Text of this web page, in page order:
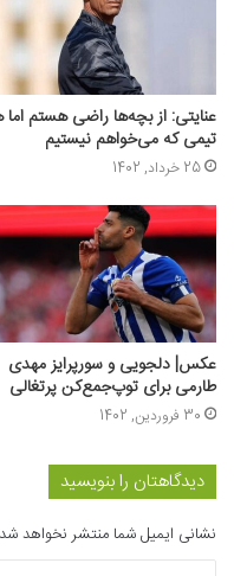
عنایتی: از بچه‌ها راضی هستم اما
تیمی که می‌خواهم نیستیم
25 خرداد, 1402
عکس| دلجویی و سورپرایز مهدی
طارمی برای توپ‌جمع‌کن پرتغالی
30 فروردین, 1402
دیدگاهتان را بنویسید
نشانی ایمیل شما منتشر نخواهد